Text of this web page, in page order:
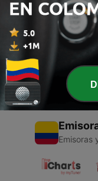
15 mayo 2022
1
06 mar. 2021
Emisoras